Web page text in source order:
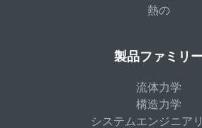
熱の
製品ファミリ
流体力学
構造力学
システムエンジニア